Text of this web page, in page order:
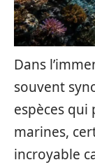
Dans
souvent
espèces
marines,
incroyable